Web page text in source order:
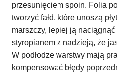
przesunięciem spoin. Folia
tworzyć fałd, które unoszą
marszczy, lepiej ją
styropianem z nadzieją, że
W podłodze warstwy mają
kompensować błędy